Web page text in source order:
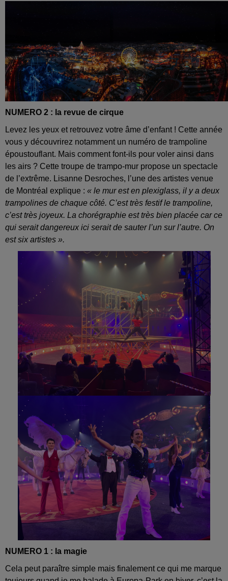
NUMERO 2 : la revue de cirque
Levez les yeux et retrouvez votre âme d’enfant ! Cette année
vous y découvrirez notamment un numéro de trampoline
époustouflant. Mais comment font-ils pour voler ainsi dans
les airs ? Cette troupe de trampo-mur propose un spectacle
de l’extrême. Lisanne Desroches, l’une des artistes venue
de Montréal explique : « le mur est en plexiglass, il y a deux
trampolines de chaque côté. C’est très festif le trampoline,
c’est très joyeux. La chorégraphie est très bien placée car ce
qui serait dangereux ici serait de sauter l’un sur l’autre. On
est six artistes ».
NUMERO 1 : la magie
Cela peut paraître simple mais finalement ce qui me marque